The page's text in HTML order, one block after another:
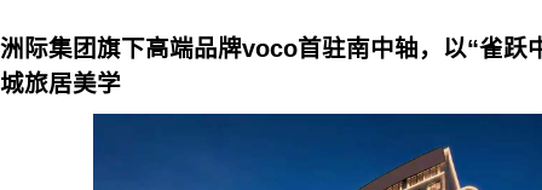
洲际集团旗下高端品牌voco首驻南中轴，以“雀跃
城旅居美学